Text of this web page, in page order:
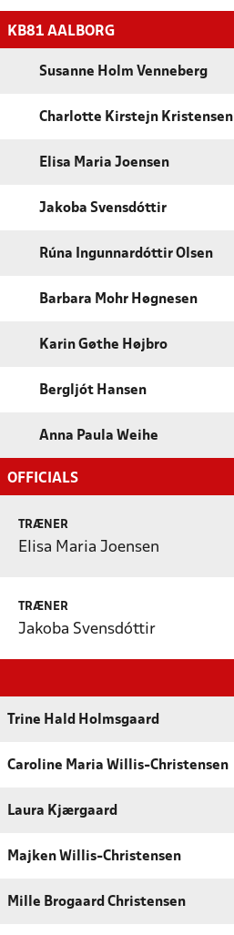
KB81 AALBORG
Susanne Holm Venneberg
Charlotte Kirstejn Kristensen
Elisa Maria Joensen
Jakoba Svensdóttir
Rúna Ingunnardóttir Olsen
Barbara Mohr Høgnesen
Karin Gøthe Højbro
Bergljót Hansen
Anna Paula Weihe
OFFICIALS
TRÆNER
Elisa Maria Joensen
TRÆNER
Jakoba Svensdóttir
Trine Hald Holmsgaard
Caroline Maria Willis-Christensen
Laura Kjærgaard
Majken Willis-Christensen
Mille Brogaard Christensen